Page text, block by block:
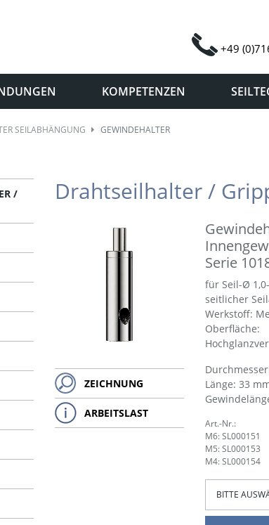
+49
KOMPETENZEN
SEILABHÄNGUNG GEWINDEHALTER
/
Drahtseilhalter /
ZEICHNUNG
ARBEITSLAST
Serie
für Seil-Ø
seitlicher
Werkstoff:
Oberfläche:
Länge: 33
Art.-Nr.:
M6: SL000151
M5: SL000153
M4: SL000154